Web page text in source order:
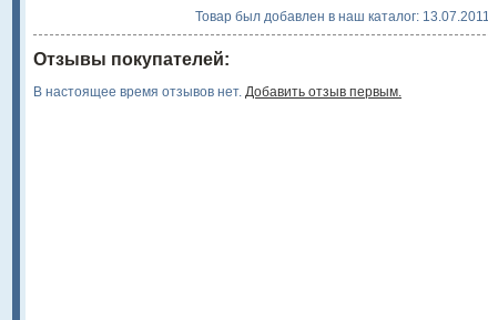
Товар был добавлен в наш каталог: 13.07.2011
Отзывы покупателей:
В настоящее время отзывов нет. Добавить отзыв первым.